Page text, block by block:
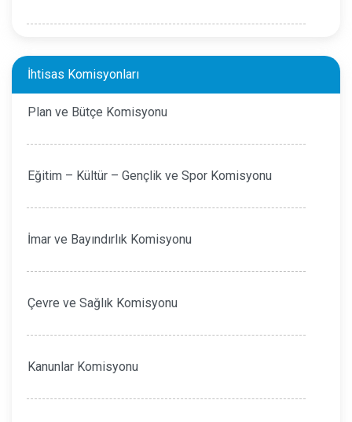
İhtisas Komisyonları
Plan ve Bütçe Komisyonu
Eğitim – Kültür – Gençlik ve Spor Komisyonu
İmar ve Bayındırlık Komisyonu
Çevre ve Sağlık Komisyonu
Kanunlar Komisyonu